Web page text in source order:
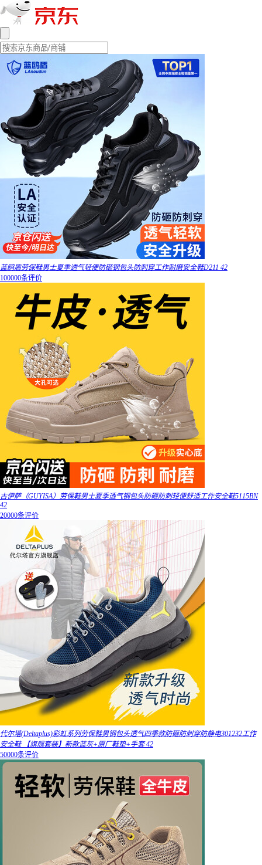
蓝鸥盾劳保鞋男士夏季透气轻便防砸钢包头防刺穿工作耐磨安全鞋D211 42
100000条评价
古伊萨（GUYISA）劳保鞋男士夏季透气钢包头防砸防刺轻便舒适工作安全鞋5115BN
42
20000条评价
代尔塔(Deltaplus)彩虹系列劳保鞋男钢包头透气四季款防砸防刺穿防静电301232工作
安全鞋 【旗舰套装】新款蓝灰+原厂鞋垫+手套 42
50000条评价